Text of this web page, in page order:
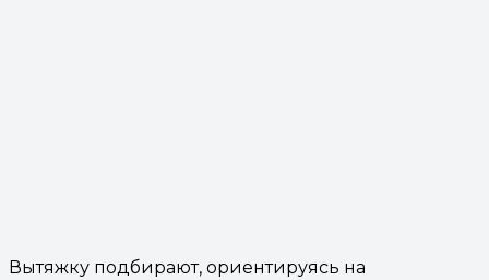
Вытяжку подбирают, ориентируясь на